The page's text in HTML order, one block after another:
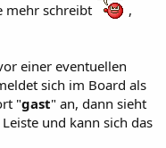
mehr schreibt
,
einer eventuellen
sich im Board als
"gast" an, dann sieht
und kann sich das